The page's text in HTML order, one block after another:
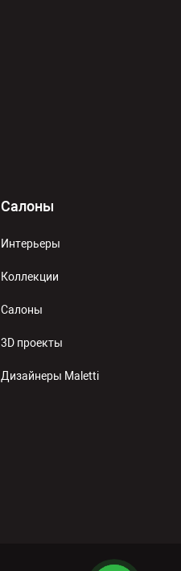
Салоны
Интерьеры
Коллекции
Салоны
3D проекты
Дизайнеры Maletti